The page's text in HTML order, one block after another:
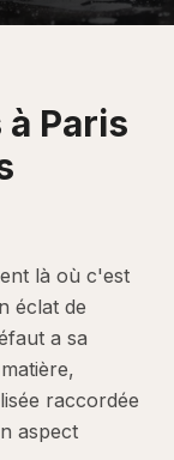
à Paris
là où c'est
éclat de
a sa
raccordée
aspect